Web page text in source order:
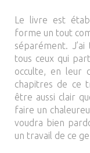
Le livre est
forme un tout
séparément.
tous ceux qui
occulte, en leur
chapitres de ce
être aussi clair
faire un
voudra bien
un travail de ce